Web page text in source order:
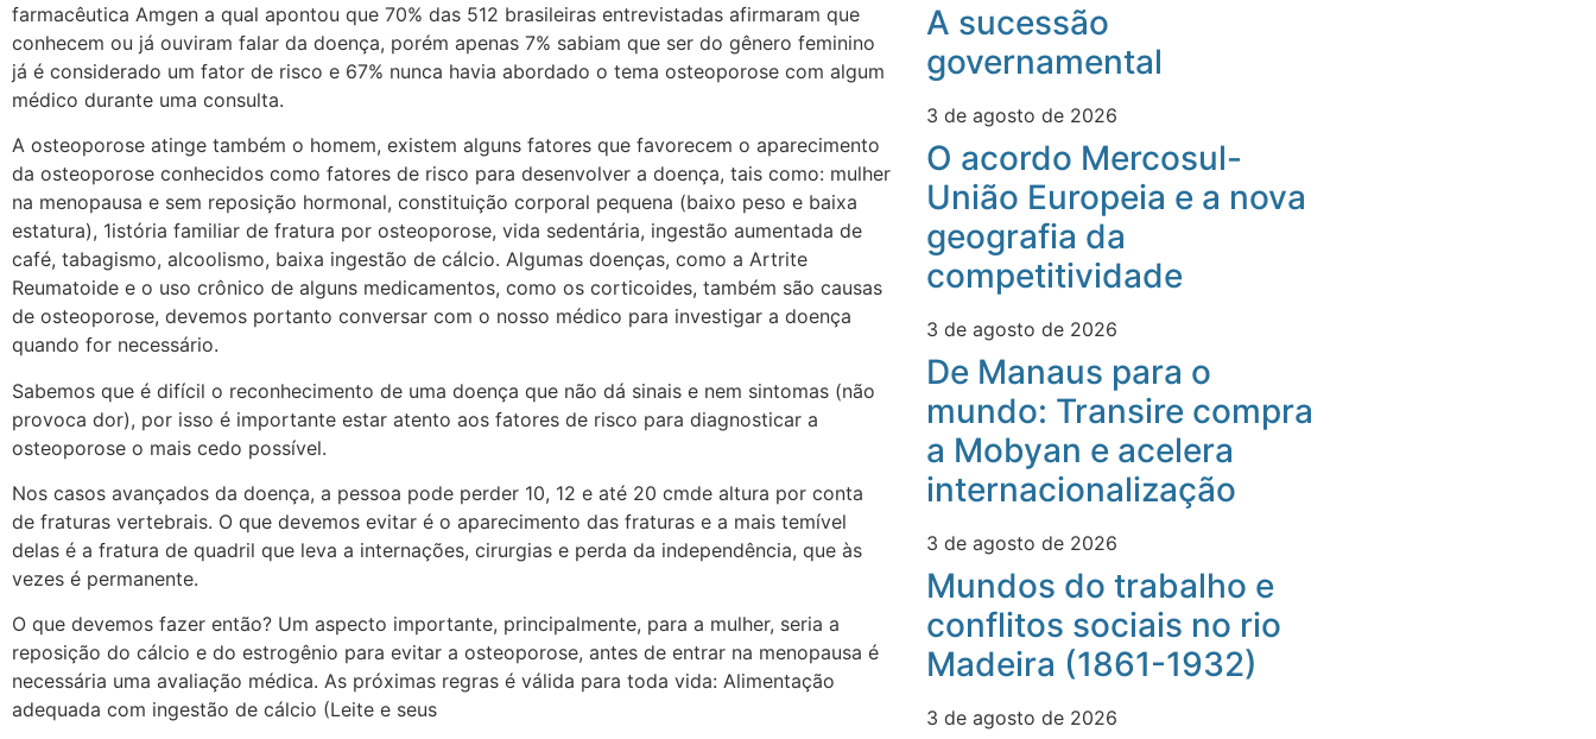
farmacêutica Amgen a qual apontou que 70% das 512 brasileiras entrevistadas afirmaram que
conhecem ou já ouviram falar da doença, porém apenas 7% sabiam que ser do gênero feminino
já é considerado um fator de risco e 67% nunca havia abordado o tema osteoporose com algum
médico durante uma consulta.
A osteoporose atinge também o homem, existem alguns fatores que favorecem o aparecimento
da osteoporose conhecidos como fatores de risco para desenvolver a doença, tais como: mulher
na menopausa e sem reposição hormonal, constituição corporal pequena (baixo peso e baixa
estatura), 1istória familiar de fratura por osteoporose, vida sedentária, ingestão aumentada de
café, tabagismo, alcoolismo, baixa ingestão de cálcio. Algumas doenças, como a Artrite
Reumatoide e o uso crônico de alguns medicamentos, como os corticoides, também são causas
de osteoporose, devemos portanto conversar com o nosso médico para investigar a doença
quando for necessário.
Sabemos que é difícil o reconhecimento de uma doença que não dá sinais e nem sintomas (não
provoca dor), por isso é importante estar atento aos fatores de risco para diagnosticar a
osteoporose o mais cedo possível.
Nos casos avançados da doença, a pessoa pode perder 10, 12 e até 20 cmde altura por conta
de fraturas vertebrais. O que devemos evitar é o aparecimento das fraturas e a mais temível
delas é a fratura de quadril que leva a internações, cirurgias e perda da independência, que às
vezes é permanente.
O que devemos fazer então? Um aspecto importante, principalmente, para a mulher, seria a
reposição do cálcio e do estrogênio para evitar a osteoporose, antes de entrar na menopausa é
necessária uma avaliação médica. As próximas regras é válida para toda vida: Alimentação
adequada com ingestão de cálcio (Leite e seus
A sucessão
governamental
3 de agosto de 2026
O acordo Mercosul-
União Europeia e a nova
geografia da
competitividade
3 de agosto de 2026
De Manaus para o
mundo: Transire compra
a Mobyan e acelera
internacionalização
3 de agosto de 2026
Mundos do trabalho e
conflitos sociais no rio
Madeira (1861-1932)
3 de agosto de 2026